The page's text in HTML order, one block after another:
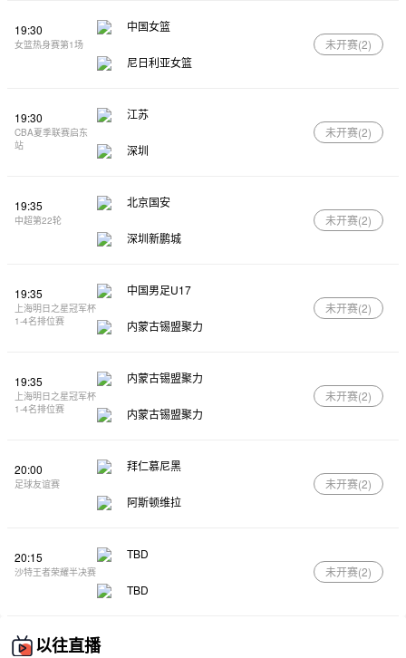
19:30
女篮热身赛第1场
中国女篮
尼日利亚女篮
未开赛(2)
19:30
CBA夏季联赛启东
站
江苏
深圳
未开赛(2)
19:35
中超第22轮
北京国安
深圳新鹏城
未开赛(2)
19:35
上海明日之星冠军杯
1-4名排位赛
中国男足U17
内蒙古锡盟聚力
未开赛(2)
19:35
上海明日之星冠军杯
1-4名排位赛
内蒙古锡盟聚力
内蒙古锡盟聚力
未开赛(2)
20:00
足球友谊赛
拜仁慕尼黑
阿斯顿维拉
未开赛(2)
20:15
沙特王者荣耀半决赛
TBD
TBD
未开赛(2)
以往直播